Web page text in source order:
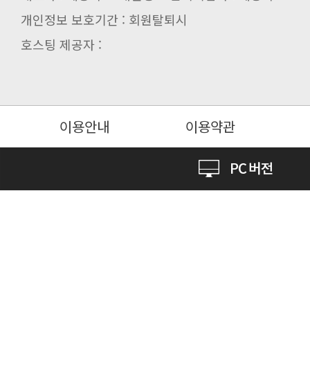
개인정보 보호기간 : 회원탈퇴시
호스팅 제공자 :
이용안내 이용약관